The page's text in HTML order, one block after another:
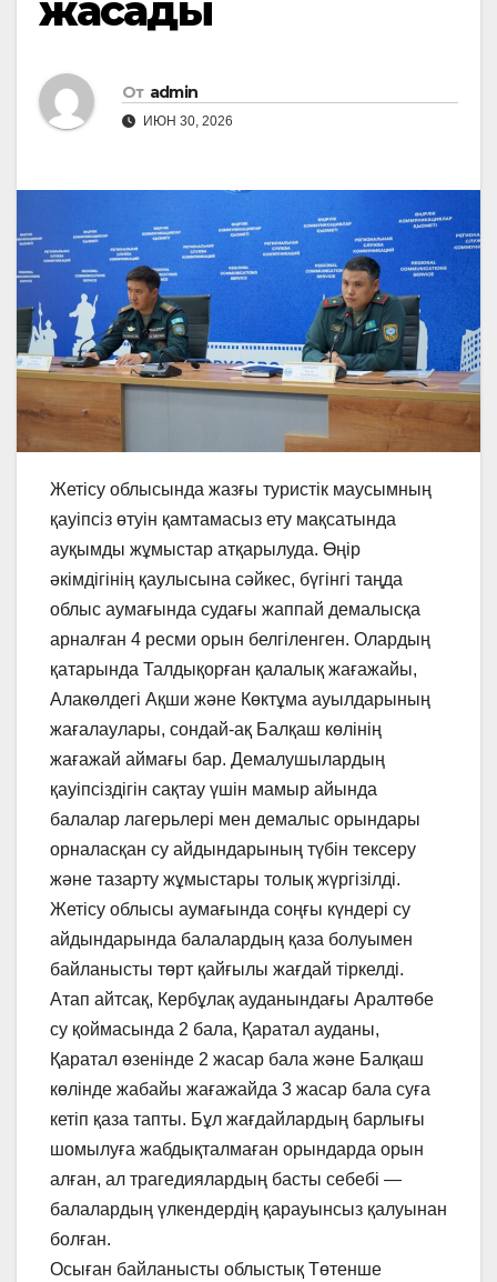
жасады
От admin
ИЮН 30, 2026
Жетісу облысында жазғы туристік маусымның
қауіпсіз өтуін қамтамасыз ету мақсатында
ауқымды жұмыстар атқарылуда. Өңір
әкімдігінің қаулысына сәйкес, бүгінгі таңда
облыс аумағында судағы жаппай демалысқа
арналған 4 ресми орын белгіленген. Олардың
қатарында Талдықорған қалалық жағажайы,
Алакөлдегі Ақши және Көктұма ауылдарының
жағалаулары, сондай-ақ Балқаш көлінің
жағажай аймағы бар. Демалушылардың
қауіпсіздігін сақтау үшін мамыр айында
балалар лагерьлері мен демалыс орындары
орналасқан су айдындарының түбін тексеру
және тазарту жұмыстары толық жүргізілді.
Жетісу облысы аумағында соңғы күндері су
айдындарында балалардың қаза болуымен
байланысты төрт қайғылы жағдай тіркелді.
Атап айтсақ, Кербұлақ ауданындағы Аралтөбе
су қоймасында 2 бала, Қаратал ауданы,
Қаратал өзенінде 2 жасар бала және Балқаш
көлінде жабайы жағажайда 3 жасар бала суға
кетіп қаза тапты. Бұл жағдайлардың барлығы
шомылуға жабдықталмаған орындарда орын
алған, ал трагедиялардың басты себебі —
балалардың үлкендердің қарауынсыз қалуынан
болған.
Осыған байланысты облыстық Төтенше